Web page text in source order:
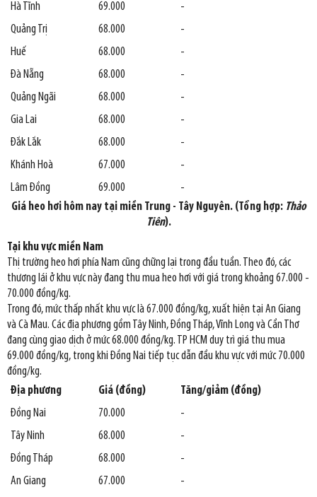
Hà Tĩnh
69.000
-
Quảng Trị
68.000
-
Huế
68.000
-
Đà Nẵng
68.000
-
Quảng Ngãi
68.000
-
Gia Lai
68.000
-
Đắk Lắk
68.000
-
Khánh Hoà
67.000
-
Lâm Đồng
69.000
-
Giá heo hơi hôm nay tại miền Trung - Tây Nguyên. (Tổng hợp: Thảo
Tiên).
Tại khu vực miền Nam
Thị trường heo hơi phía Nam cũng chững lại trong đầu tuần. Theo đó, các
thương lái ở khu vực này đang thu mua heo hơi với giá trong khoảng 67.000 -
70.000 đồng/kg.
Trong đó, mức thấp nhất khu vực là 67.000 đồng/kg, xuất hiện tại An Giang
và Cà Mau. Các địa phương gồm Tây Ninh, Đồng Tháp, Vĩnh Long và Cần Thơ
đang cùng giao dịch ở mức 68.000 đồng/kg. TP HCM duy trì giá thu mua
69.000 đồng/kg, trong khi Đồng Nai tiếp tục dẫn đầu khu vực với mức 70.000
đồng/kg.
Địa phương
Giá (đồng)
Tăng/giảm (đồng)
Đồng Nai
70.000
-
Tây Ninh
68.000
-
Đồng Tháp
68.000
-
An Giang
67.000
-